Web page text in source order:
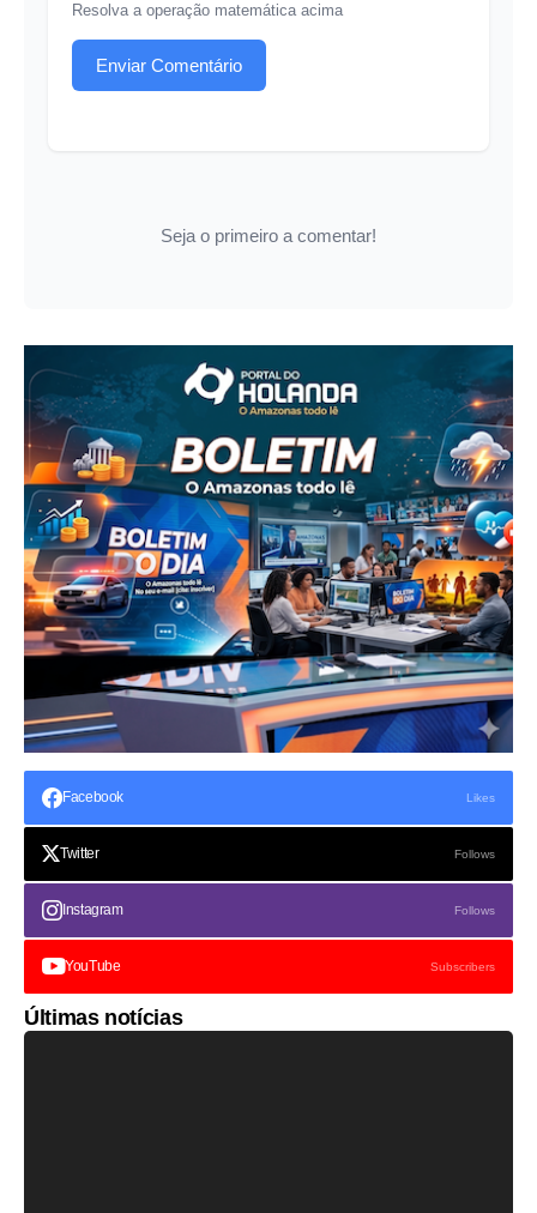
Resolva a operação matemática acima
Enviar Comentário
Seja o primeiro a comentar!
Facebook Likes
Twitter Follows
Instagram Follows
YouTube Subscribers
Últimas notícias